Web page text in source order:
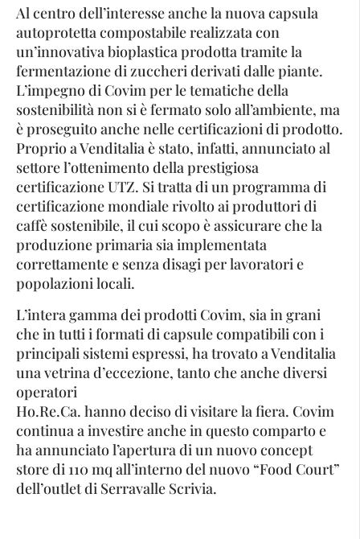
Al centro dell’interesse anche la nuova capsula
autoprotetta compostabile realizzata con
un’innovativa bioplastica prodotta tramite la
fermentazione di zuccheri derivati dalle piante.
L’impegno di Covim per le tematiche della
sostenibilità non si è fermato solo all’ambiente, ma
è proseguito anche nelle certificazioni di prodotto.
Proprio a Venditalia è stato, infatti, annunciato al
settore l’ottenimento della prestigiosa
certificazione UTZ. Si tratta di un programma di
certificazione mondiale rivolto ai produttori di
caffè sostenibile, il cui scopo è assicurare che la
produzione primaria sia implementata
correttamente e senza disagi per lavoratori e
popolazioni locali.
L’intera gamma dei prodotti Covim, sia in grani
che in tutti i formati di capsule compatibili con i
principali sistemi espressi, ha trovato a Venditalia
una vetrina d’eccezione, tanto che anche diversi
operatori
Ho.Re.Ca. hanno deciso di visitare la fiera. Covim
continua a investire anche in questo comparto e
ha annunciato l’apertura di un nuovo concept
store di 110 mq all’interno del nuovo “Food Court”
dell’outlet di Serravalle Scrivia.